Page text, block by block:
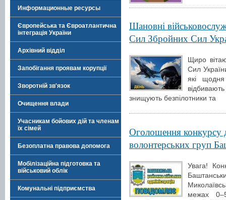
Информационные ресурсы
Європейська та Євроатлантична
інтеграція України
Архівний відділ
Запобігання проявам корупції
Зворотній зв'язок
Очищення влади
Учасникам бойових дій та членам
їх сімей
Безоплатна правова допомога
Мобілізаційна підготовка та
військовий облік
Комунальні підприємства
Шановні
Сил Збройних Сил
Щиро
Сил
які щодня
знищують безпілотники та
Оголошення конкурсу
волонтерських груп
Увага!
межах